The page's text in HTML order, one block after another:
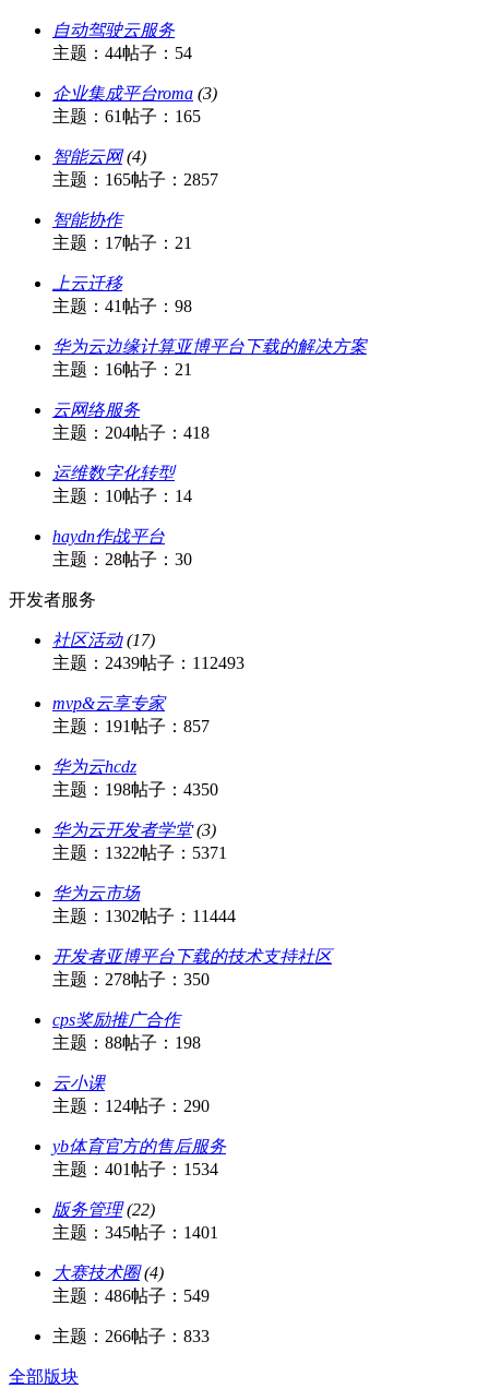
自动驾驶云服务
主题：44帖子：54
企业集成平台roma (3)
主题：61帖子：165
智能云网 (4)
主题：165帖子：2857
智能协作
主题：17帖子：21
上云迁移
主题：41帖子：98
华为云边缘计算亚博平台下载的解决方案
主题：16帖子：21
云网络服务
主题：204帖子：418
运维数字化转型
主题：10帖子：14
haydn作战平台
主题：28帖子：30
开发者服务
社区活动 (17)
主题：2439帖子：112493
mvp&云享专家
主题：191帖子：857
华为云hcdz
主题：198帖子：4350
华为云开发者学堂 (3)
主题：1322帖子：5371
华为云市场
主题：1302帖子：11444
开发者亚博平台下载的技术支持社区
主题：278帖子：350
cps奖励推广合作
主题：88帖子：198
云小课
主题：124帖子：290
yb体育官方的售后服务
主题：401帖子：1534
版务管理 (22)
主题：345帖子：1401
大赛技术圈 (4)
主题：486帖子：549
主题：266帖子：833
全部版块